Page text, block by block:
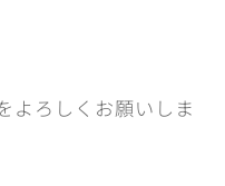
よろしくお願いしま